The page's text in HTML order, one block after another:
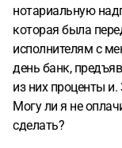
нотариальную
которая была
исполнителям с
день банк,
из них проценты и.
Могу ли я не
сделать?